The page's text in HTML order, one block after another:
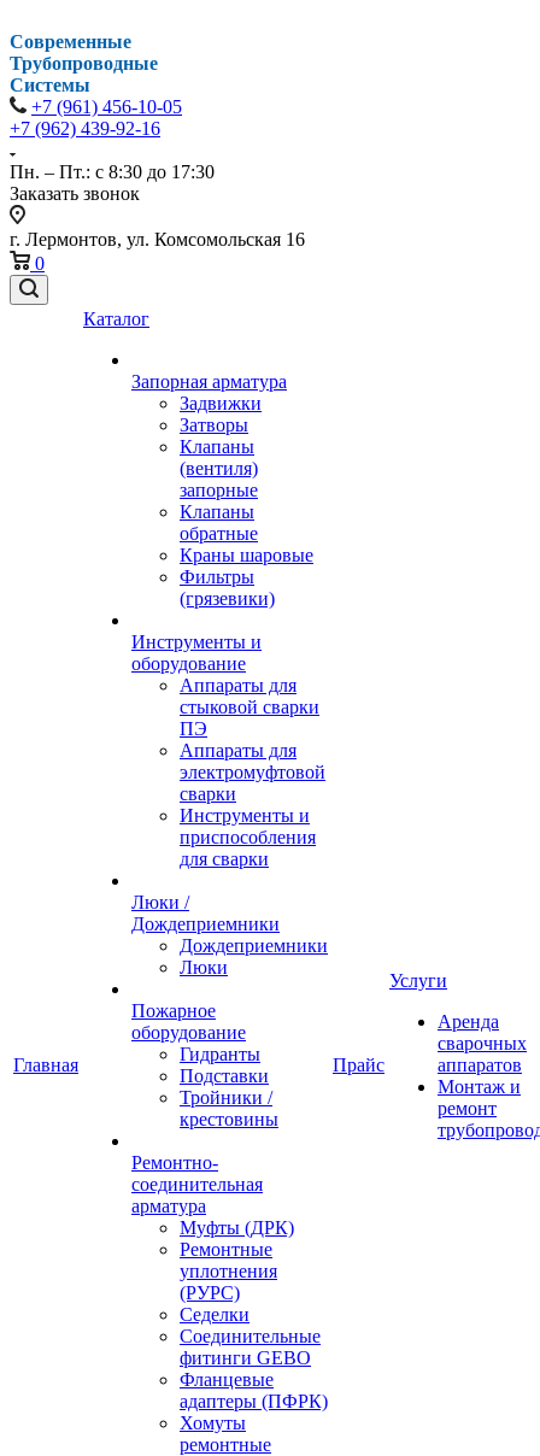
Современные
Трубопроводные
Системы
+7 (961) 456-10-05
+7 (962) 439-92-16
Пн. – Пт.: с 8:30 до 17:30
Заказать звонок
г. Лермонтов, ул. Комсомольская 16
0
Главная
Каталог
Запорная арматура
Задвижки
Затворы
Клапаны
(вентиля)
запорные
Клапаны
обратные
Краны шаровые
Фильтры
(грязевики)
Инструменты и
оборудование
Аппараты для
стыковой сварки
ПЭ
Аппараты для
электромуфтовой
сварки
Инструменты и
приспособления
для сварки
Люки /
Дождеприемники
Дождеприемники
Люки
Пожарное
оборудование
Гидранты
Подставки
Тройники /
крестовины
Ремонтно-
соединительная
арматура
Муфты (ДРК)
Ремонтные
уплотнения
(РУРС)
Седелки
Соединительные
фитинги GEBO
Фланцевые
адаптеры (ПФРК)
Хомуты
ремонтные
Прайс
Услуги
Аренда
сварочных
аппаратов
Монтаж и
ремонт